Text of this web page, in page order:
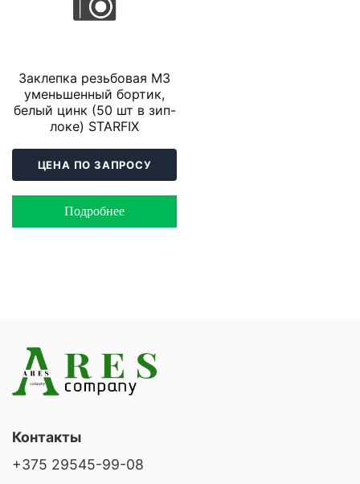
Заклепка резьбовая М3
уменьшенный бортик,
белый цинк (50 шт в зип-
локе) STARFIX
ЦЕНА ПО ЗАПРОСУ
Подробнее
Контакты
+375 29545-99-08